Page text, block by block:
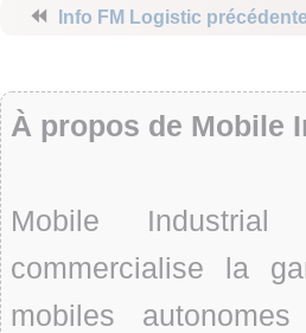
⏪ Info FM Logistic
À propos de Mobile
Mobile
commercialise la
mobiles